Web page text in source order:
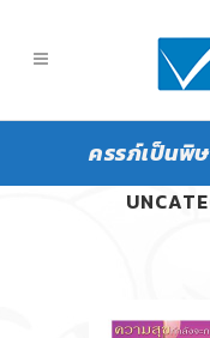
ครรภ์เป็นพิALL